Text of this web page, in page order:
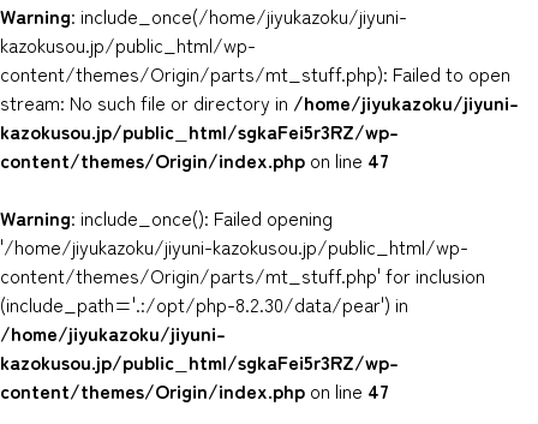
Warning: include_once(/home/jiyukazoku/jiyuni-
kazokusou.jp/public_html/wp-
content/themes/Origin/parts/mt_stuff.php): Failed to open
stream: No such file or directory in /home/jiyukazoku/jiyuni-
kazokusou.jp/public_html/sgkaFei5r3RZ/wp-
content/themes/Origin/index.php on line 47
Warning: include_once(): Failed opening
'/home/jiyukazoku/jiyuni-kazokusou.jp/public_html/wp-
content/themes/Origin/parts/mt_stuff.php' for inclusion
(include_path='.:/opt/php-8.2.30/data/pear') in
/home/jiyukazoku/jiyuni-
kazokusou.jp/public_html/sgkaFei5r3RZ/wp-
content/themes/Origin/index.php on line 47